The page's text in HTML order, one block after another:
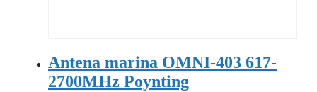
Antena marina OMNI-403 617-
2700MHz Poynting